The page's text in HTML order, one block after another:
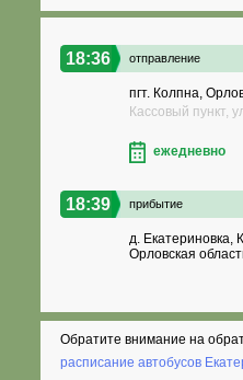
18:36 отправление
пгт. Колпна,
Кассовый пункт,
ежедневно
18:39 прибытие
д. Екатериновка,
Орловская
Обратите внимание на
расписание автобусов